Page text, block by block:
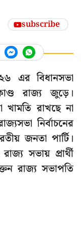
subscribe
এর বিধানসভা
রাজ্য জুড়ে।
রাখছে না
নির্বাচনের
জনতা পার্টি।
সভায় প্রার্থী
রাজ্য সভাপতি